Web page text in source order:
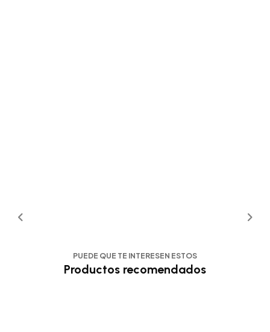
PUEDE QUE TE INTERESEN ESTOS
Productos recomendados